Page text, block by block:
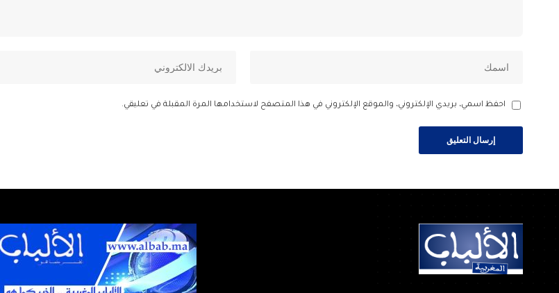
احفظ اسمي، بريدي الإلكتروني، والموقع الإلكتروني في هذا المتصفح لاستخدامها المرة المقبلة في تعليقي.